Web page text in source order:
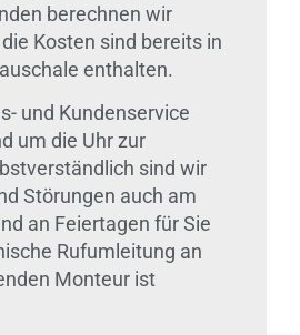
berechnen wir
Kosten sind bereits in
enthalten.
und Kundenservice
um die Uhr zur
sind wir
Störungen auch am
an Feiertagen für Sie
Rufumleitung an
Monteur ist